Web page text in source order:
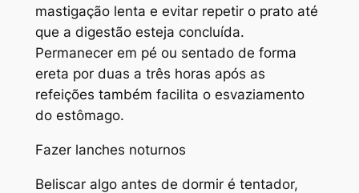
mastigação lenta e evitar repetir o prato até
que a digestão esteja concluída.
Permanecer em pé ou sentado de forma
ereta por duas a três horas após as
refeições também facilita o esvaziamento
do estômago.
Fazer lanches noturnos
Beliscar algo antes de dormir é tentador,